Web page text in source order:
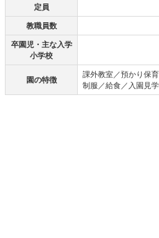
定員
教職員数
卒園児・主な入学
小学校
園の特徴
課外教室／預かり保
制服／給食／入園見